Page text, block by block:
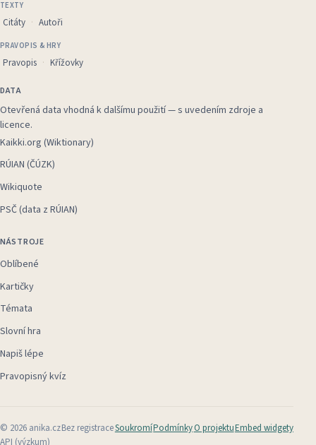
TEXTY
Citáty Autoři
PRAVOPIS & HRY
Pravopis Křížovky
DATA
Otevřená data vhodná k dalšímu použití — s uvedením zdroje a
licence.
Kaikki.org (Wiktionary)
RÚIAN (ČÚZK)
Wikiquote
PSČ (data z RÚIAN)
NÁSTROJE
Oblíbené
Kartičky
Témata
Slovní hra
Napiš lépe
Pravopisný kvíz
© 2026 anika.czBez registraceSoukromíPodmínkyO projektuEmbed widgety
API (výzkum)